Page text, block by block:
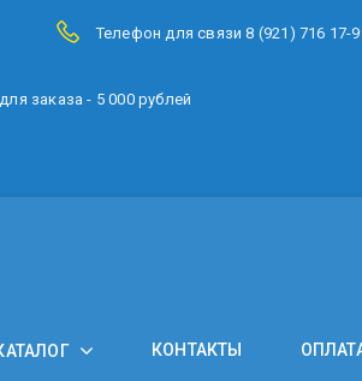
Телефон для связи 8 (921) 716 17-
заказа - 5 000 рублей
КОНТАКТЫ